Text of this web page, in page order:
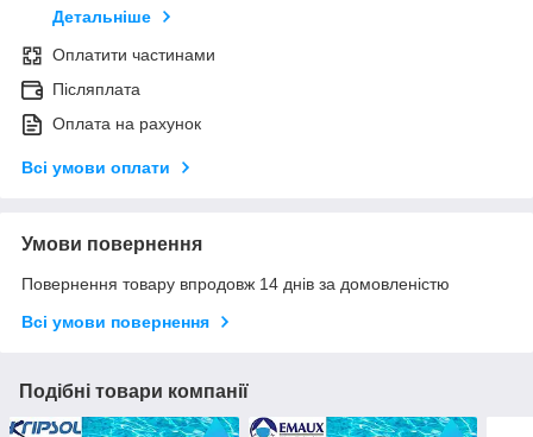
Детальніше
Оплатити частинами
Післяплата
Оплата на рахунок
Всі умови оплати
Умови повернення
Повернення товару впродовж 14 днів за домовленістю
Всі умови повернення
Подібні товари компанії